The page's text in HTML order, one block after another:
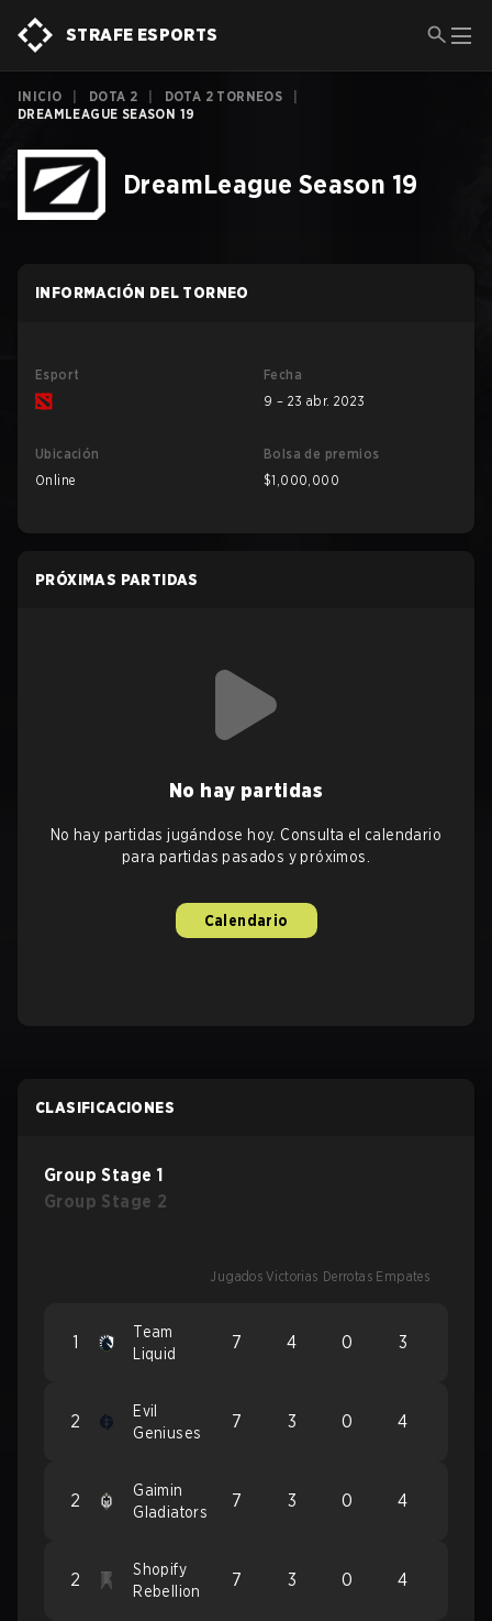
STRAFE ESPORTS
INICIO DOTA 2 DOTA 2 TORNEOS
DREAMLEAGUE SEASON 19
DreamLeague Season 19
INFORMACIÓN DEL TORNEO
Esport
Fecha
9 – 23 abr. 2023
Ubicación
Online
Bolsa de premios
$1,000,000
PRÓXIMAS PARTIDAS
No hay partidas
No hay partidas jugándose hoy. Consulta el calendario
para partidas pasados y próximos.
Calendario
CLASIFICACIONES
Group Stage 1
Group Stage 2
Jugados Victorias Derrotas Empates
1
Team
Liquid
7 4 0 3
2
Evil
Geniuses
7 3 0 4
2
Gaimin
Gladiators
7 3 0 4
2
Shopify
Rebellion
7 3 0 4